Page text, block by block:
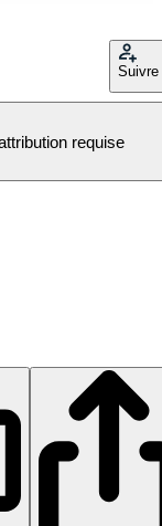
Suivre
requise